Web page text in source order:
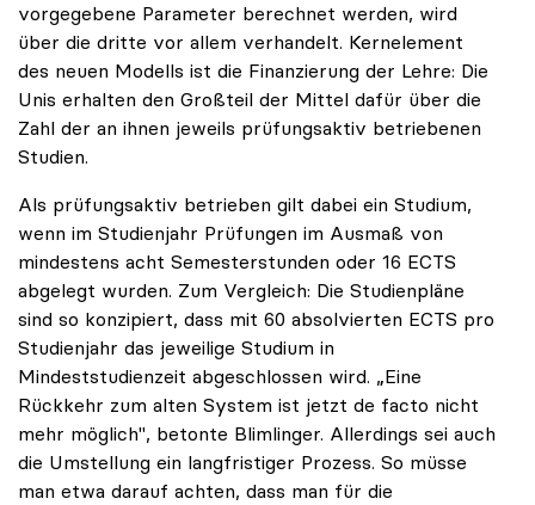
vorgegebene Parameter berechnet werden, wird
über die dritte vor allem verhandelt. Kernelement
des neuen Modells ist die Finanzierung der Lehre: Die
Unis erhalten den Großteil der Mittel dafür über die
Zahl der an ihnen jeweils prüfungsaktiv betriebenen
Studien.
Als prüfungsaktiv betrieben gilt dabei ein Studium,
wenn im Studienjahr Prüfungen im Ausmaß von
mindestens acht Semesterstunden oder 16 ECTS
abgelegt wurden. Zum Vergleich: Die Studienpläne
sind so konzipiert, dass mit 60 absolvierten ECTS pro
Studienjahr das jeweilige Studium in
Mindeststudienzeit abgeschlossen wird. „Eine
Rückkehr zum alten System ist jetzt de facto nicht
mehr möglich", betonte Blimlinger. Allerdings sei auch
die Umstellung ein langfristiger Prozess. So müsse
man etwa darauf achten, dass man für die